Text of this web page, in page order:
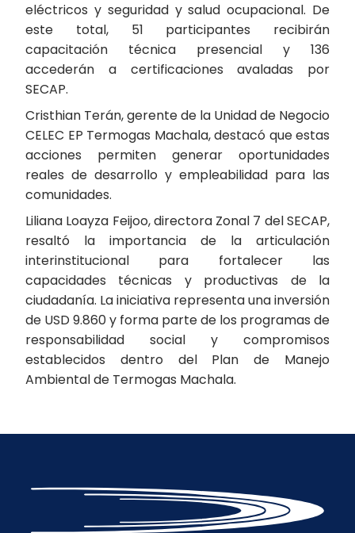
eléctricos y seguridad y salud ocupacional. De
este total, 51 participantes recibirán
capacitación técnica presencial y 136
accederán a certificaciones avaladas por
SECAP.
Cristhian Terán, gerente de la Unidad de Negocio
CELEC EP Termogas Machala, destacó que estas
acciones permiten generar oportunidades
reales de desarrollo y empleabilidad para las
comunidades.
Liliana Loayza Feijoo, directora Zonal 7 del SECAP,
resaltó la importancia de la articulación
interinstitucional para fortalecer las
capacidades técnicas y productivas de la
ciudadanía. La iniciativa representa una inversión
de USD 9.860 y forma parte de los programas de
responsabilidad social y compromisos
establecidos dentro del Plan de Manejo
Ambiental de Termogas Machala.